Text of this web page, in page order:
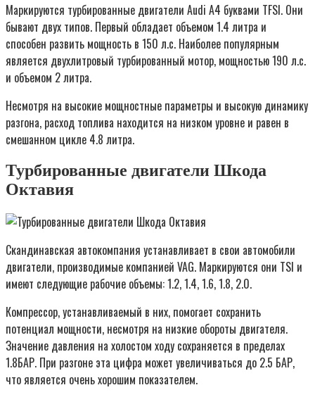
Маркируются турбированные двигатели Audi A4 буквами TFSI. Они
бывают двух типов. Первый обладает объемом 1.4 литра и
способен развить мощность в 150 л.с. Наиболее популярным
является двухлитровый турбированный мотор, мощностью 190 л.с.
и объемом 2 литра.
Несмотря на высокие мощностные параметры и высокую динамику
разгона, расход топлива находится на низком уровне и равен в
смешанном цикле 4.8 литра.
Турбированные двигатели Шкода
Октавия
Скандинавская автокомпания устанавливает в свои автомобили
двигатели, производимые компанией VAG. Маркируются они TSI и
имеют следующие рабочие объемы: 1.2, 1.4, 1.6, 1.8, 2.0.
Компрессор, устанавливаемый в них, помогает сохранить
потенциал мощности, несмотря на низкие обороты двигателя.
Значение давления на холостом ходу сохраняется в пределах
1.8БАР. При разгоне эта цифра может увеличиваться до 2.5 БАР,
что является очень хорошим показателем.